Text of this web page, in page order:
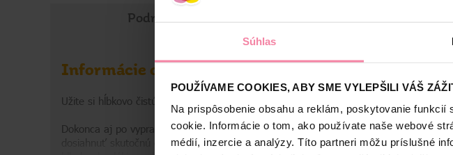
Súhlas
POUŽÍVAME COOKIES, ABY SME VYLEPŠILI VÁŠ
Na prispôsobenie obsahu a reklám, poskytovanie
cookie. Informácie o tom, ako používate naše webové
médií, inzercie a analýzy. Títo partneri môžu príslušné
Podrobné informácie
Informácie o výrobku
Užite si hĺbkovo čistú bielizeň a hygienicky sviežu práčku vďaka unikátnej receptúre
Dokonca aj po vypraní môžu z práčky vychádzať nepríjemné zápachy, pretože
dosiahnuť skutočnú čistotu, ktorú potrebujete pre svoje oblečenie, vždy sa môžete